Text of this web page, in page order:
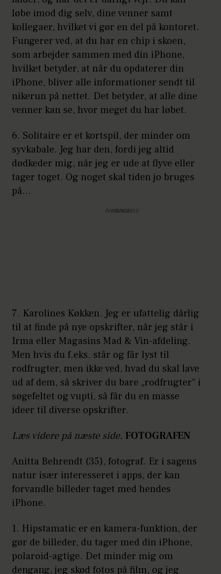
løbe imod dig selv, dine venner samt
kollegaer, hvilket vi gør en del på kontoret.
Fungerer ved, at du har en chip i skoen,
som arbejder sammen med din iPhone,
hvilket betyder, at når du opdaterer din
iPhone, bliver alle informationer sendt til
nikerun på nettet. Det betyder, at alle dine
venner kan se, hvor meget du har løbet.
6. Solitaire er et kortspil, der minder om
syvkabale. Jeg har den, fordi jeg altid
dødkeder mig, når jeg er ude at flyve eller
tager toget. Og noget skal tiden jo bruges
på…
Annonce
7. Karolines Køkken. Jeg er ufattelig dårlig
til at finde på nye opskrifter, når jeg står i
Irma eller Magasins Mad & Vin-afdeling.
Men hvis du f.eks. står og får lyst til
rodfrugter, men ikke ved, hvad du skal lave
ud af dem, så skriver du bare „rodfrugter“ i
søgefeltet og vupti, så får du en masse
ideer til diverse opskrifter.
Læs videre på næste side. FOTOGRAFEN
Anitta Behrendt (35), fotograf. Er i sagens
natur især interesseret i apps, der kan
forvandle billeder taget med hendes
iPhone.
1. Hipstamatic er en kamera-funktion, der
gør de billeder, du tager med din iPhone,
polaroid-agtige. Det minder mig om
dengang, jeg skød fotos på film, og jeg